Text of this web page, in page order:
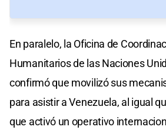
En paralelo, la Oficina de
Humanitarios de las Naciones
confirmó que movilizó sus
para asistir a Venezuela, al igual
que activó un operativo